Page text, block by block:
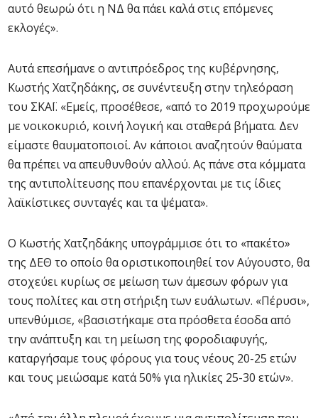
αυτό θεωρώ ότι η ΝΔ θα πάει καλά στις επόμενες
εκλογές».
Αυτά επεσήμανε ο αντιπρόεδρος της κυβέρνησης,
Κωστής Χατζηδάκης, σε συνέντευξη στην τηλεόραση
του ΣΚΑΪ. «Εμείς, προσέθεσε, «από το 2019 προχωρούμε
με νοικοκυριό, κοινή λογική και σταθερά βήματα. Δεν
είμαστε θαυματοποιοί. Αν κάποιοι αναζητούν θαύματα
θα πρέπει να απευθυνθούν αλλού. Ας πάνε στα κόμματα
της αντιπολίτευσης που επανέρχονται με τις ίδιες
λαϊκίστικες συνταγές και τα ψέματα».
Ο Κωστής Χατζηδάκης υπογράμμισε ότι το «πακέτο»
της ΔΕΘ το οποίο θα οριστικοποιηθεί τον Αύγουστο, θα
στοχεύει κυρίως σε μείωση των άμεσων φόρων για
τους πολίτες και στη στήριξη των ευάλωτων. «Πέρυσι»,
υπενθύμισε, «βασιστήκαμε στα πρόσθετα έσοδα από
την ανάπτυξη και τη μείωση της φοροδιαφυγής,
καταργήσαμε τους φόρους για τους νέους 20-25 ετών
και τους μειώσαμε κατά 50% για ηλικίες 25-30 ετών».